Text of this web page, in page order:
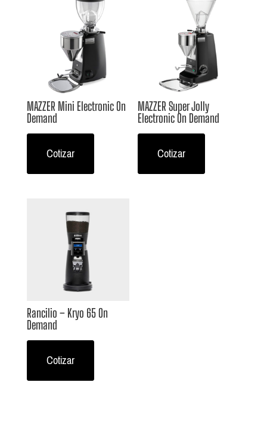
MAZZER Mini Electronic On
Demand
Cotizar
MAZZER Super Jolly
Electronic On Demand
Cotizar
Rancilio – Kryo 65 On
Demand
Cotizar